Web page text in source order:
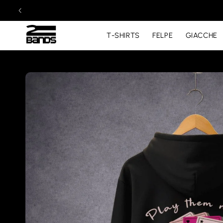
T-SHIRTS FELPE GIACCHE